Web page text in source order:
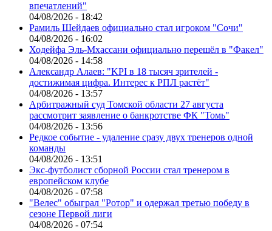
впечатлений"
04/08/2026 - 18:42
Рамиль Шейдаев официально стал игроком "Сочи"
04/08/2026 - 16:02
Ходейфа Эль-Мхассани официально перешёл в "Факел"
04/08/2026 - 14:58
Александр Алаев: "KPI в 18 тысяч зрителей -
достижимая цифра. Интерес к РПЛ растёт"
04/08/2026 - 13:57
Арбитражный суд Томской области 27 августа
рассмотрит заявление о банкротстве ФК "Томь"
04/08/2026 - 13:56
Редкое событие - удаление сразу двух тренеров одной
команды
04/08/2026 - 13:51
Экс-футболист сборной России стал тренером в
европейском клубе
04/08/2026 - 07:58
"Велес" обыграл "Ротор" и одержал третью победу в
сезоне Первой лиги
04/08/2026 - 07:54